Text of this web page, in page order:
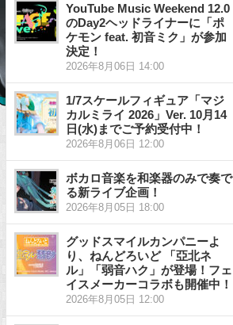
YouTube Music Weekend 12.0
のDay2ヘッドライナーに「ポ
ケモン feat. 初音ミク」が参加
決定！
2026年8月06日 14:00
1/7スケールフィギュア「マジ
カルミライ 2026」Ver. 10月14
日(水)までご予約受付中！
2026年8月06日 12:00
ボカロ音楽を和楽器のみで奏で
る新ライブ企画！
2026年8月05日 18:00
グッドスマイルカンパニーよ
り、ねんどろいど 「亞北ネ
ル」「弱音ハク」が登場！フェ
イスメーカーコラボも開催中！
2026年8月05日 12:00